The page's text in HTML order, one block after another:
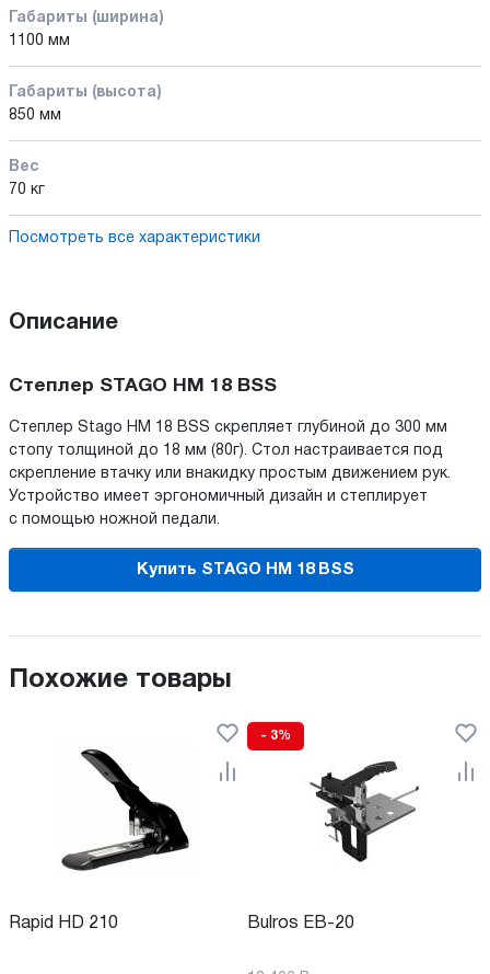
Габариты (ширина)
1100 мм
Габариты (высота)
850 мм
Вес
70 кг
Посмотреть все характеристики
Описание
Степлер STAGO HM 18 BSS
Степлер Stago HM 18 BSS скрепляет глубиной до 300 мм
стопу толщиной до 18 мм (80г). Стол настраивается под
скрепление втачку или внакидку простым движением рук.
Устройство имеет эргономичный дизайн и степлирует
с помощью ножной педали.
Купить STAGO HM 18 BSS
Похожие товары
Rapid HD 210
- 3%
Bulros EB-20